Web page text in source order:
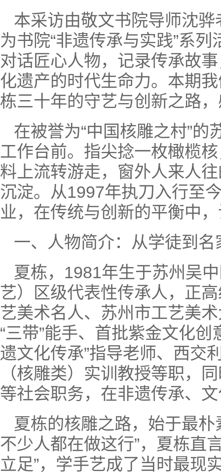
本采访由敬文书院导师沈骅
为书院“非遗传承与实践”系
对话匠心人物，记录传承故
化遗产的时代生命力。本期
栋三十年的守艺与创新之路
在被誉为“中国核雕之村”
工作台前。指尖捻一枚橄榄
料上流转游走，窗外人来人
沉淀。从1997年执刀入行至
业，在传统与创新的平衡中
一、人物简介：从学徒到
夏栋，1981年生于苏州吴
艺）区级代表性传承人，正
艺美术名人、苏州市工艺美
“三带”能手、首批紫金文化
遗文化传承”指导老师、西交
（核雕类）实训教授等职，
等社会职务，在非遗传承、
夏栋的核雕之路，始于最
不少人都在做这行”，夏栋直
立足”，学手艺成了当时最现